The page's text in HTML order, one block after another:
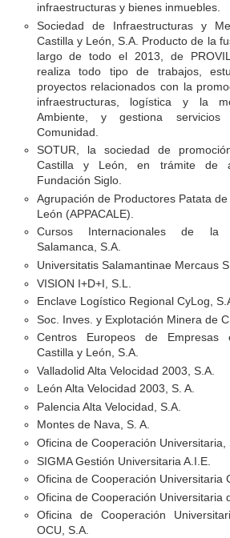
infraestructuras y bienes inmuebles.
Sociedad de Infraestructuras y
Castilla y León, S.A. Producto de la
largo de todo el 2013, de
realiza todo tipo de trabajos,
proyectos relacionados con la
infraestructuras, logística y la
Ambiente, y gestiona
Comunidad.
SOTUR, la sociedad de
Castilla y León, en trámite de
Fundación Siglo.
Agrupación de Productores Patata
León (APPACALE).
Cursos Internacionales de la
Salamanca, S.A.
Universitatis Salamantinae Mercaus
VISION I+D+I, S.L.
Enclave Logístico Regional CyLog,
Soc. Inves. y Explotación Minera de
Centros Europeos de Empresas
Castilla y León, S.A.
Valladolid Alta Velocidad 2003, S.A.
León Alta Velocidad 2003, S. A.
Palencia Alta Velocidad, S.A.
Montes de Nava, S. A.
Oficina de Cooperación Universitaria,
SIGMA Gestión Universitaria A.I.E.
Oficina de Cooperación Universitaria
Oficina de Cooperación Universitaria
Oficina de Cooperación
OCU, S.A.